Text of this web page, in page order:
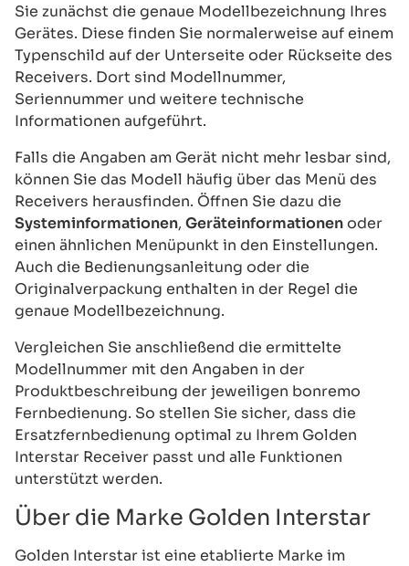
Sie zunächst die genaue Modellbezeichnung Ihres
Gerätes. Diese finden Sie normalerweise auf einem
Typenschild auf der Unterseite oder Rückseite des
Receivers. Dort sind Modellnummer,
Seriennummer und weitere technische
Informationen aufgeführt.
Falls die Angaben am Gerät nicht mehr lesbar sind,
können Sie das Modell häufig über das Menü des
Receivers herausfinden. Öffnen Sie dazu die
Systeminformationen, Geräteinformationenoder
einen ähnlichen Menüpunkt in den Einstellungen.
Auch die Bedienungsanleitung oder die
Originalverpackung enthalten in der Regel die
genaue Modellbezeichnung.
Vergleichen Sie anschließend die ermittelte
Modellnummer mit den Angaben in der
Produktbeschreibung der jeweiligen bonremo
Fernbedienung. So stellen Sie sicher, dass die
Ersatzfernbedienung optimal zu Ihrem Golden
Interstar Receiver passt und alle Funktionen
unterstützt werden.
Über die Marke Golden Interstar
Golden Interstar ist eine etablierte Marke im